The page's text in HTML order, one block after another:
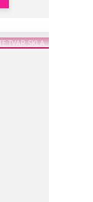
TVAR SKLA